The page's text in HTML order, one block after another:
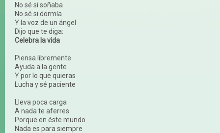
No sé si soñaba
No sé si dormía
Y la voz de un ángel
Dijo que te diga:
Celebra la vida
Piensa libremente
Ayuda a la gente
Y por lo que quieras
Lucha y sé paciente
Lleva poca carga
A nada te aferres
Porque en éste mundo
Nada es para siempre